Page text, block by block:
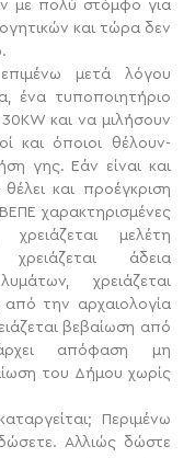
με πολύ στόμφο για
και τώρα δεν
μετά λόγου
ένα τυποποιητήριο
και να μιλήσουν
και όποιοι θέλουν-
γης. Εάν είναι και
και προέγκριση
χαρακτηρισμένες
χρειάζεται μελέτη
χρειάζεται άδεια
χρειάζεται
από την αρχαιολογία
βεβαίωση από
απόφαση μη
του Δήμου χωρίς
Περιμένω
Αλλιώς δώστε